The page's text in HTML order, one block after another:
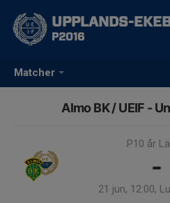
Matcher
UPPLANDS-
P2016
Almo BK / UEIF -
P10 år
-
21 jun, 12:00,